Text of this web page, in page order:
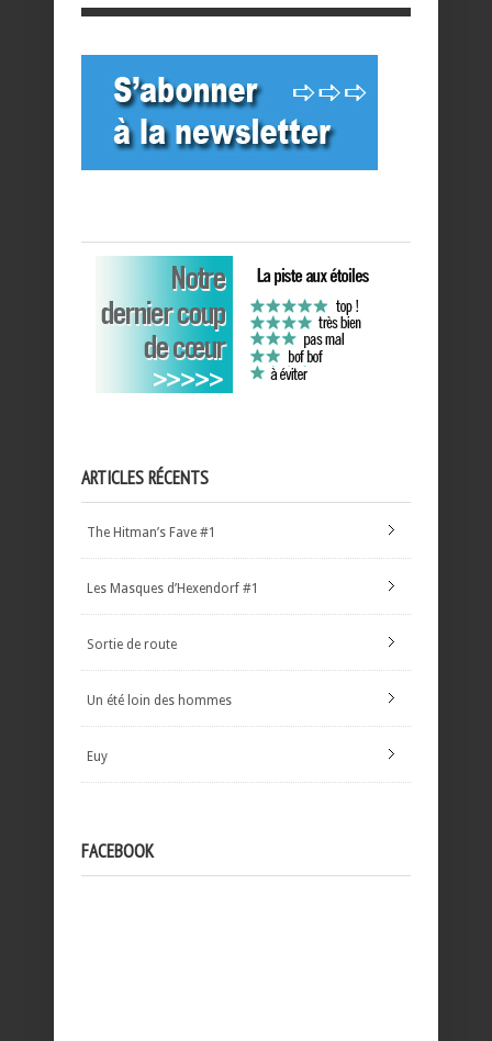
ARTICLES RÉCENTS
The Hitman’s Fave #1
Les Masques d’Hexendorf #1
Sortie de route
Un été loin des hommes
Euy
FACEBOOK